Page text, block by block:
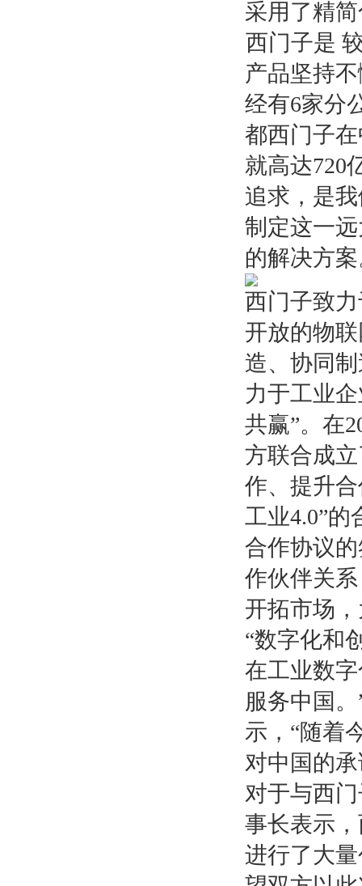
采用了精
西门子是
产品坚持
经有6家分
都西门子
就高达720
追求，是
制定这一
的解决方
西门子致
开放的物
造、协同
力于工业
共赢”。在
方联合成
作、提升
工业4.0”
合作协议
作伙伴关
开拓市场
“数字化和
在工业数
服务中国
示，“随着
对中国的
对于与西
事长表示
进行了大